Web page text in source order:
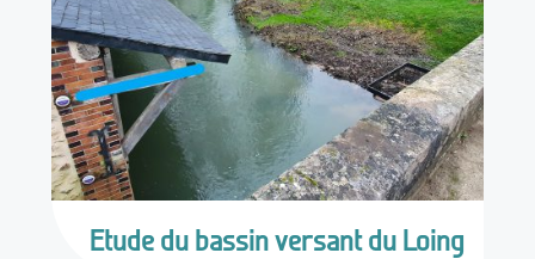
Etude du bassin versant du Loing